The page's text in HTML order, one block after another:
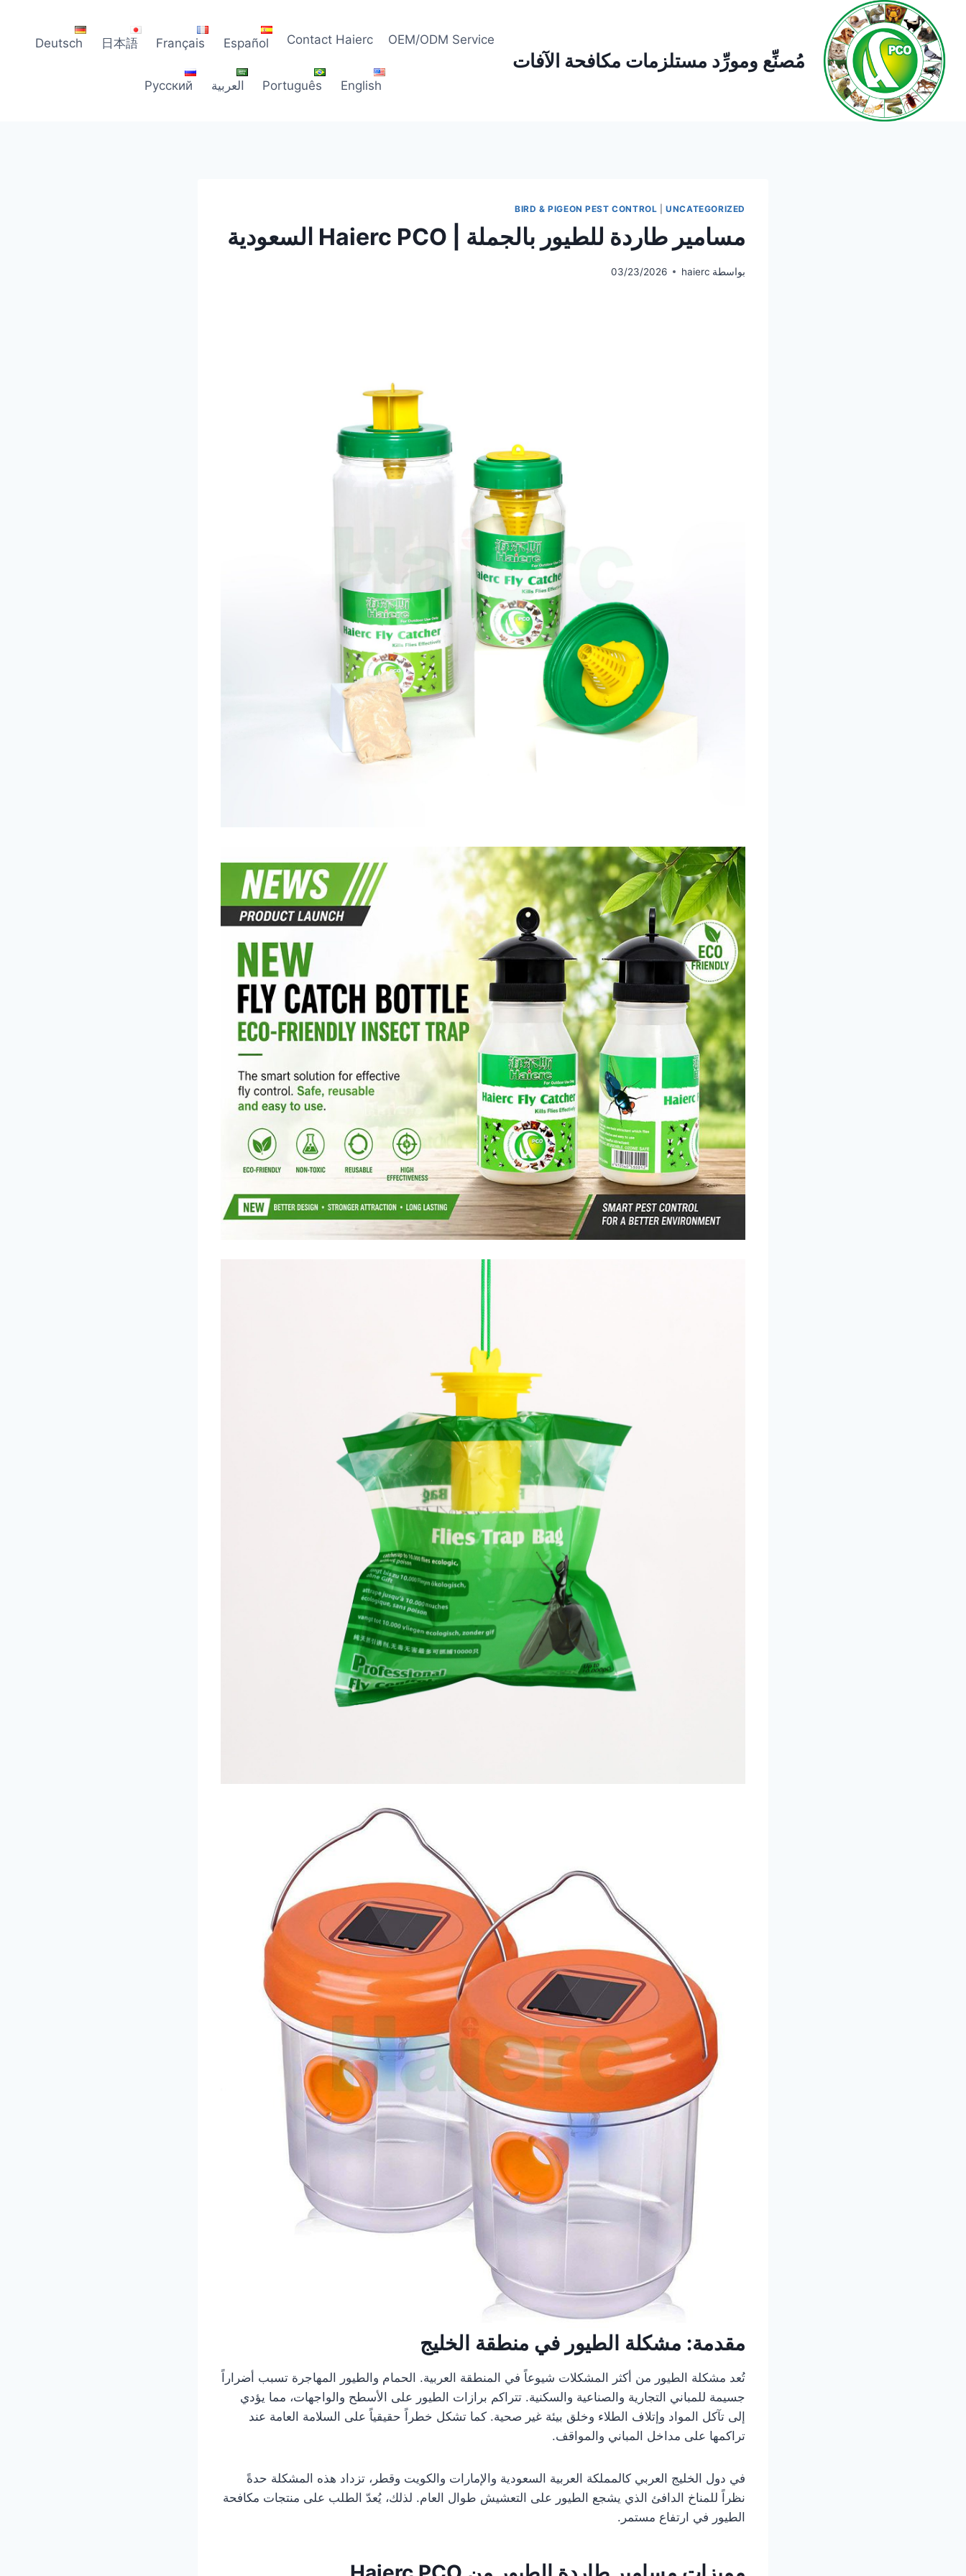
المحتوى
مُصنِّع ومورِّد مستلزمات مكافحة الآفات
OEM/ODM Service
Contact Haierc
Español
Français
日本語
Deutsch
English
Português العربية Русский
BIRD & PIGEON PEST CONTROL |UNCATEGORIZED
مسامير طاردة للطيور بالجملة | Haierc PCO السعودية
بواسطة haierc
03/23/2026
مقدمة: مشكلة الطيور في منطقة الخليج
تُعد مشكلة الطيور من أكثر المشكلات شيوعاً في المنطقة العربية. الحمام والطيور المهاجرة تسبب أضراراً
جسيمة للمباني التجارية والصناعية والسكنية. تتراكم برازات الطيور على الأسطح والواجهات، مما يؤدي
إلى تآكل المواد وإتلاف الطلاء وخلق بيئة غير صحية. كما تشكل خطراً حقيقياً على السلامة العامة عند
تراكمها على مداخل المباني والمواقف.
في دول الخليج العربي كالمملكة العربية السعودية والإمارات والكويت وقطر، تزداد هذه المشكلة حدةً
نظراً للمناخ الدافئ الذي يشجع الطيور على التعشيش طوال العام. لذلك، يُعدّ الطلب على منتجات مكافحة
الطيور في ارتفاع مستمر.